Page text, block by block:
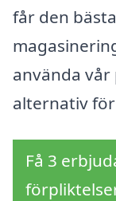
får den
använda
alternativ
Få 3